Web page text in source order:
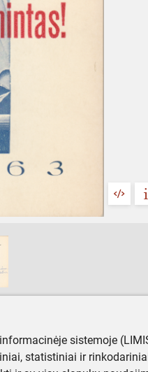
sistemoje
statistiniai ir